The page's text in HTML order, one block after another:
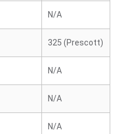
N/A
325 (Prescott)
N/A
N/A
N/A